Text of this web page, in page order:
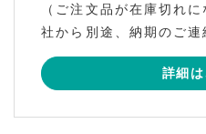
（ご注文品が在庫切れ
社から別途、納期のご連
詳細